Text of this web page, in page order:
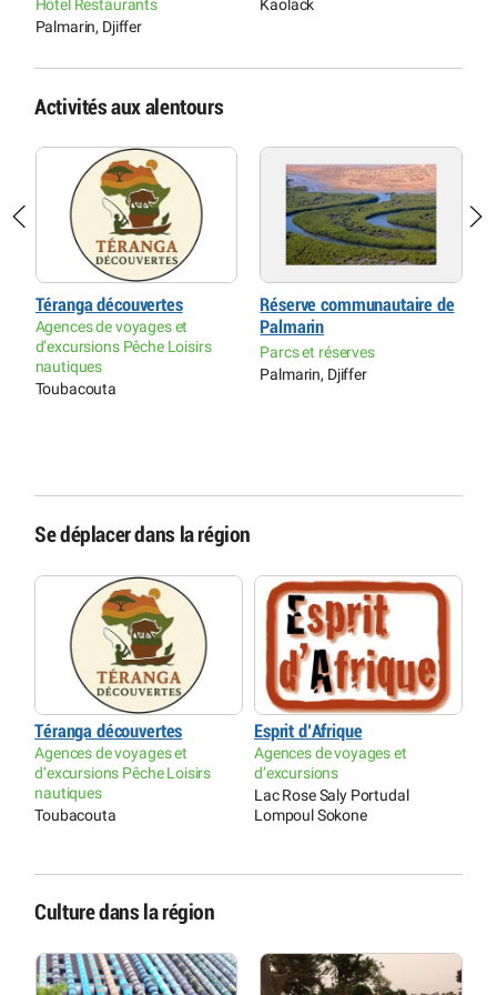
Hôtel Restaurants
Palmarin, Djiffer
Kaolack
Activités aux alentours
Téranga découvertes
Agences de voyages et
d’excursions Pêche Loisirs
nautiques
Toubacouta
Réserve communautaire de
Palmarin
Parcs et réserves
Palmarin, Djiffer
Se déplacer dans la région
Téranga découvertes
Agences de voyages et
d’excursions Pêche Loisirs
nautiques
Toubacouta
Esprit d’Afrique
Agences de voyages et
d’excursions
Lac Rose Saly Portudal
Lompoul Sokone
Culture dans la région